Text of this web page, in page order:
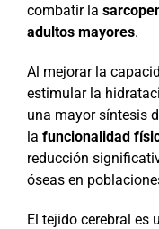
combatir la
adultos mayores.
Al mejorar la
estimular la
una mayor síntesis
la funcionalidad
reducción
óseas en
El tejido cerebral es